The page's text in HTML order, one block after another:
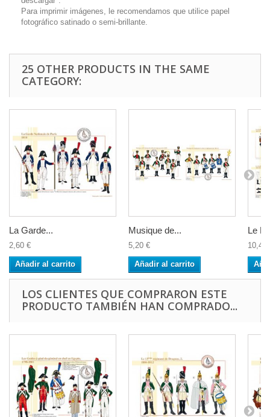
Para imprimir imágenes, le recomendamos que utilice papel
fotográfico satinado o semi-brillante.
25 OTHER PRODUCTS IN THE SAME
CATEGORY:
La Garde...
2,60 €
Añadir al carrito
Musique de...
5,20 €
Añadir al carrito
Le
10,40
LOS CLIENTES QUE COMPRARON ESTE
PRODUCTO TAMBIÉN HAN COMPRADO...